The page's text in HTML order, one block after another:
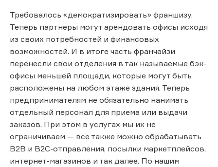
Требовалось «демократизировать» франшизу.
Теперь партнеры могут арендовать офисы исходя
из своих потребностей и финансовых
возможностей. И в итоге часть франчайзи
перенесли свои отделения в так называемые бэк-
офисы меньшей площади, которые могут быть
расположены на любом этаже здания. Теперь
предпринимателям не обязательно нанимать
отдельный персонал для приема или выдачи
заказов. При этом в услугах мы их не
ограничиваем — все также можно обрабатывать
В2В и В2С-отправления, посылки маркетплейсов,
интернет-магазинов и так далее. По нашим